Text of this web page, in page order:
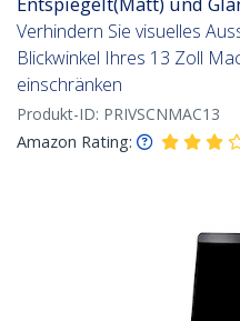
Verhindern Sie visuelles
Blickwinkel Ihres 13 Zoll
einschränken
Produkt-ID: PRIVSCNMAC13
Amazon Rating: